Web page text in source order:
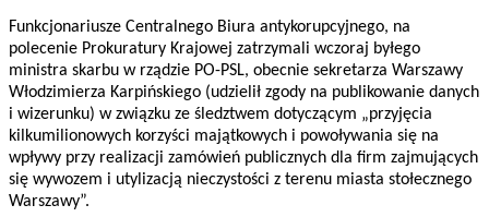
Funkcjonariusze Centralnego Biura antykorupcyjnego, na
polecenie Prokuratury Krajowej zatrzymali wczoraj byłego
ministra skarbu w rządzie PO-PSL, obecnie sekretarza Warszawy
Włodzimierza Karpińskiego (udzielił zgody na publikowanie danych
i wizerunku) w związku ze śledztwem dotyczącym „przyjęcia
kilkumilionowych korzyści majątkowych i powoływania się na
wpływy przy realizacji zamówień publicznych dla firm zajmujących
się wywozem i utylizacją nieczystości z terenu miasta stołecznego
Warszawy”.